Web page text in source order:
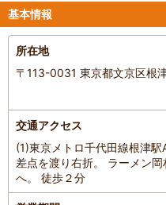
基本情報
所在地
〒113-0031 東京都文京区根
交通アクセス
(1)東京メトロ千代田線根津
差点を渡り右折。 ラーメン
へ。 徒歩２分